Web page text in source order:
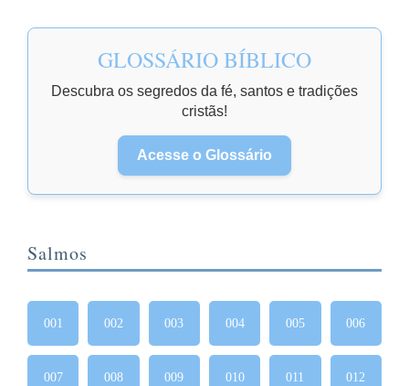
GLOSSÁRIO BÍBLICO
Descubra os segredos da fé, santos e tradições
cristãs!
Acesse o Glossário
Salmos
001 002 003 004 005 006
007 008 009 010 011 012